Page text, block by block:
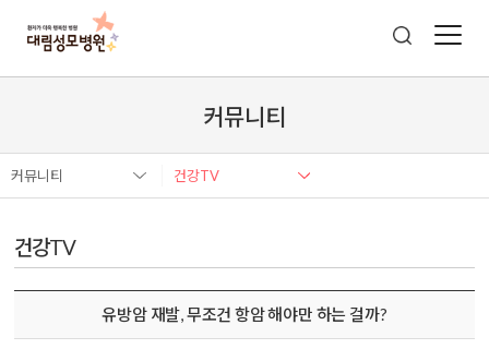
커뮤니티
커뮤니티 건강TV
건강TV
유방암 재발, 무조건 항암 해야만 하는 걸까?